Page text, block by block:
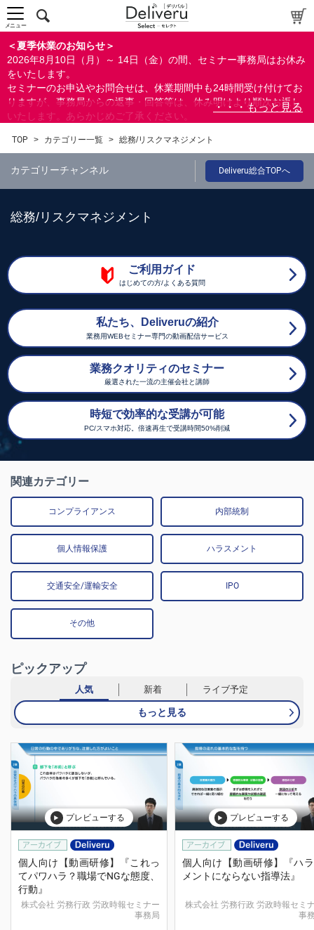
＜夏季休業のお知らせ＞
2026年8月10日（月）～ 14日（金）の間、セミナー事務局はお休み
をいたします。
セミナーのお申込やお問合せは、休業期間中も24時間受け付けてお
りますが、事務局からの返事・回答等は、休み明けより順次お返し
いたします。あらかじめご了承ください。
ができます。
メニュー
TOP > カテゴリー一覧 > 総務/リスクマネジメント
カテゴリーチャンネル Deliveru総合TOPへ
総務/リスクマネジメント
ご利用ガイド
はじめての方/よくある質問
私たち、Deliveruの紹介
業務用WEBセミナー専門の動画配信サービス
業務クオリティのセミナー
厳選された一流の主催会社と講師
時短で効率的な受講が可能
PC/スマホ対応。倍速再生で受講時間50%削減
関連カテゴリー
コンプライアンス 内部統制
個人情報保護 ハラスメント
交通安全/運輸安全 IPO
その他
ピックアップ
人気 新着 ライブ予定
もっと見る
プレビューする
個人向け【動画研修】『これっ
てパワハラ？職場でNGな態度、
行動』
株式会社 労務行政 労政時報セミナー
事務局
プレビューする
個人向け【動画研修】『ハ
メントにならない指導法』
株式会社 労務行政 労政時報セミナー
事